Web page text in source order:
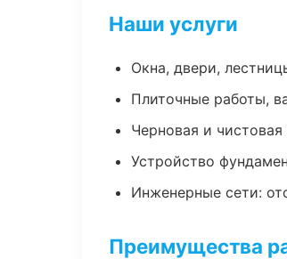
Наши услуги
Окна, двери,
Плиточные работы,
Черновая и чистовая
Устройство
Инженерные сети:
Преимущества